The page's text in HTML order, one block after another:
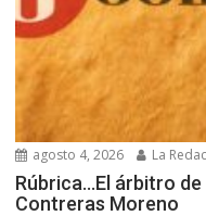
agosto 4, 2026 La
Rúbrica…El árbitro
Contreras Moreno